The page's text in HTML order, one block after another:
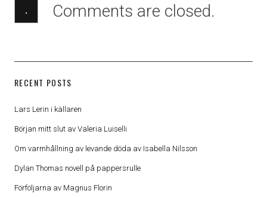
· Comments are closed.
RECENT POSTS
Lars Lerin i källaren
Början mitt slut av Valeria Luiselli
Om varmhållning av levande döda av Isabella Nilsson
Dylan Thomas novell på pappersrulle
Förföljarna av Magnus Florin